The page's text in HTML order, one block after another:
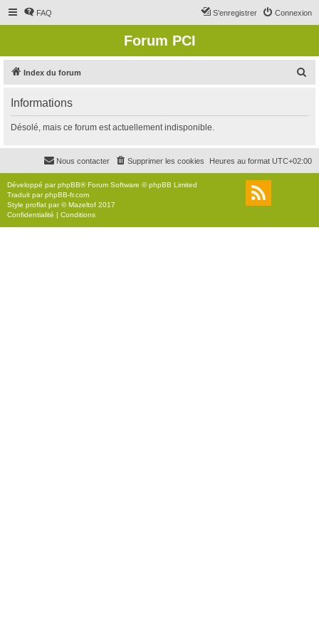
FAQ Connexion
S’enregistrer
Forum PCI
Index du forum
r
c
r
Informations
Désolé, mais ce forum est actuellement indisponible.
Heures au format UTC+02:00
Supprimer les cookies
Nous contacter
Développé parphpBB® Forum Software © phpBB Limited
Traduit parphpBB-fr.com
Style proflat par ©Mazeltof 2017
Confidentialité | Conditions